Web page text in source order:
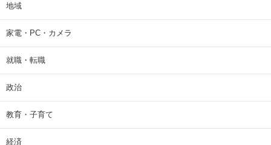
地域
家電・PC・カメラ
就職・転職
政治
教育・子育て
経済